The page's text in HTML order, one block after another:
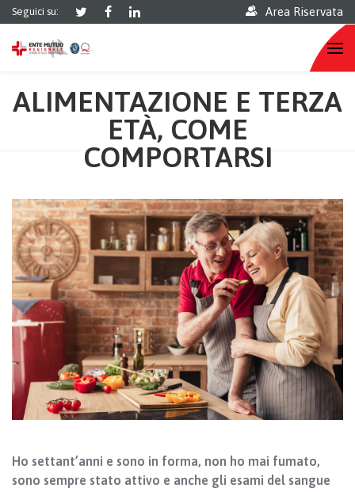
Seguici su: Area Riservata
ALIMENTAZIONE E TERZA
ETÀ, COME
COMPORTARSI
Ho settant’anni e sono in forma, non ho mai fumato,
sono sempre stato attivo e anche gli esami del sangue